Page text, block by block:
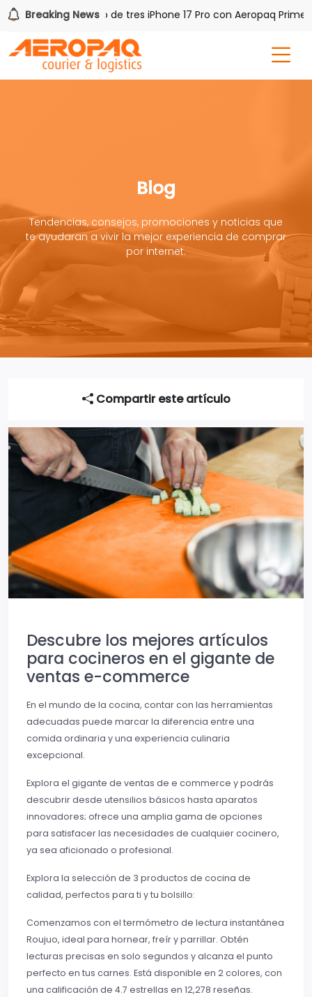
Breaking News
Gana uno de tres iPhone 17 Pro con Aeropaq Prime
Blog
Tendencias, consejos, promociones y noticias que
te ayudaran a vivir la mejor experiencia de comprar
por internet.
Compartir este artículo
Descubre los mejores artículos
para cocineros en el gigante de
ventas e-commerce
En el mundo de la cocina, contar con las herramientas
adecuadas puede marcar la diferencia entre una
comida ordinaria y una experiencia culinaria
excepcional.
Explora el gigante de ventas de e commerce y podrás
descubrir desde utensilios básicos hasta aparatos
innovadores; ofrece una amplia gama de opciones
para satisfacer las necesidades de cualquier cocinero,
ya sea aficionado o profesional.
Explora la selección de 3 productos de cocina de
calidad, perfectos para ti y tu bolsillo:
Comenzamos con el termómetro de lectura instantánea
Roujuo, ideal para hornear, freír y parrillar. Obtén
lecturas precisas en solo segundos y alcanza el punto
perfecto en tus carnes. Está disponible en 2 colores, con
una calificación de 4.7 estrellas en 12,278 reseñas.